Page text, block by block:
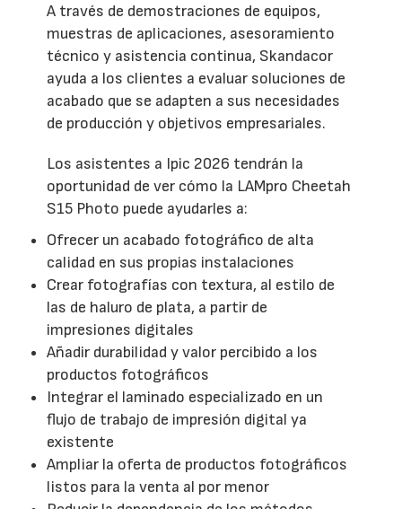
A través de demostraciones de equipos,
muestras de aplicaciones, asesoramiento
técnico y asistencia continua, Skandacor
ayuda a los clientes a evaluar soluciones de
acabado que se adapten a sus necesidades
de producción y objetivos empresariales.
Los asistentes a Ipic 2026 tendrán la
oportunidad de ver cómo la LAMpro Cheetah
S15 Photo puede ayudarles a:
Ofrecer un acabado fotográfico de alta
calidad en sus propias instalaciones
Crear fotografías con textura, al estilo de
las de haluro de plata, a partir de
impresiones digitales
Añadir durabilidad y valor percibido a los
productos fotográficos
Integrar el laminado especializado en un
flujo de trabajo de impresión digital ya
existente
Ampliar la oferta de productos fotográficos
listos para la venta al por menor